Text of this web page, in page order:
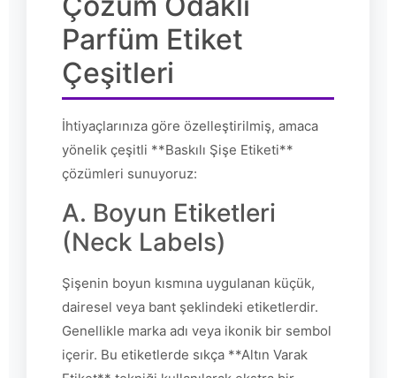
Parfüm Etiket
Çeşitleri
İhtiyaçlarınıza göre özelleştirilmiş, amaca
yönelik çeşitli **Baskılı Şişe Etiketi**
çözümleri sunuyoruz:
A. Boyun Etiketleri
(Neck Labels)
Şişenin boyun kısmına uygulanan küçük,
dairesel veya bant şeklindeki etiketlerdir.
Genellikle marka adı veya ikonik bir sembol
içerir. Bu etiketlerde sıkça **Altın Varak